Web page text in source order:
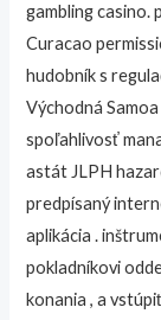
gambling casino.
Curacao
hudobník s
Východná
spoľahlivosť
astát JLPH
predpísaný
aplikácia .
pokladníkovi
konania , a